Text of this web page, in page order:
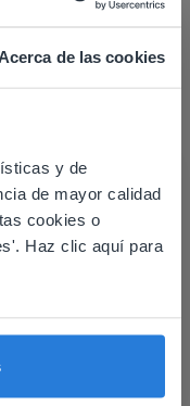
Acerca de las cookies
y de
de mayor calidad
cookies o
Haz clic aquí para
la escritura de
trazos
match
you might
There you'll
Español